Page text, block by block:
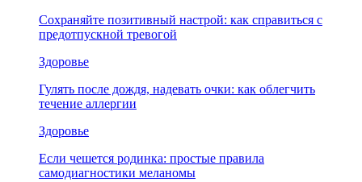
Сохраняйте позитивный настрой: как справиться с
предотпускной тревогой
Здоровье
Гулять после дождя, надевать очки: как облегчить
течение аллергии
Здоровье
Если чешется родинка: простые правила
самодиагностики меланомы